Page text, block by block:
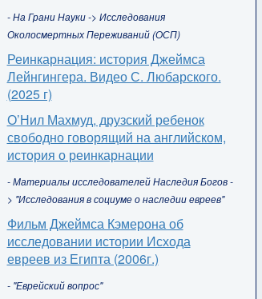
- На Грани Науки -> Исследования
Околосмертных Переживаний (ОСП)
Реинкарнация: история Джеймса
Лейнгингера. Видео С. Любарского.
(2025 г)
О’Нил Махмуд, друзский ребенок
свободно говорящий на английском,
история о реинкарнации
- Материалы исследователей Наследия Богов -
> "Исследования в социуме о наследии евреев"
Фильм Джеймса Кэмерона об
исследовании истории Исхода
евреев из Египта (2006г.)
- "Еврейский вопрос"